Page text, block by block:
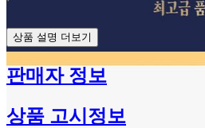
상품 설명 더보기
판매자 정보
상품 고시정보